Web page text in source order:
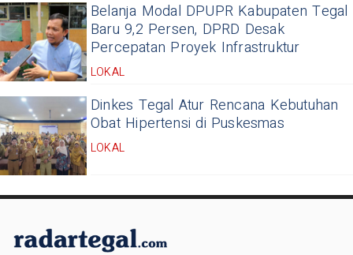
Belanja Modal DPUPR Kabupaten Tegal
Baru 9,2 Persen, DPRD Desak
Percepatan Proyek Infrastruktur
LOKAL
Dinkes Tegal Atur Rencana Kebutuhan
Obat Hipertensi di Puskesmas
LOKAL